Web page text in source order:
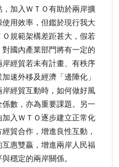
加入ＷＴＯ有助於兩岸擴
用效率，但鑑於現行我大
規範架構差距甚大，假若
國內產業部門將有一定的
經貿若未有計畫、有秩序
速外移及經濟「邊陲化」
經貿互動時，如何做好風
數，亦為重要課題。另一
入ＷＴＯ逐步建立正常化
貿合作，增進良性互動，
惠雙贏，增進兩岸人民福
穩定的兩岸關係。